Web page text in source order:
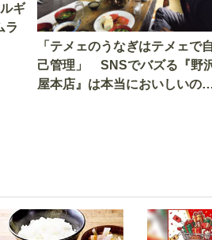
ラ
「テメェのうなぎはテメェで自
己管理」 SNSでバズる『野
屋本店』は本当においしいの